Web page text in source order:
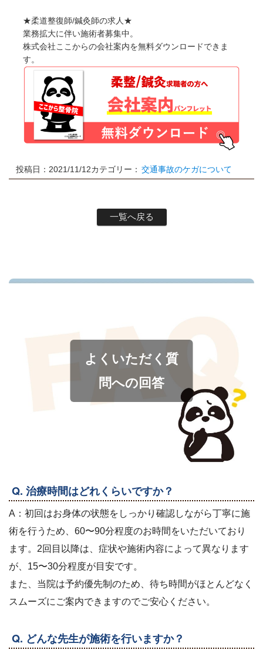
★柔道整復師/鍼灸師の求人★
業務拡大に伴い施術者募集中。
株式会社ここからの会社案内を無料ダウンロードできま
す。
投稿日：2021/11/12カテゴリー： 交通事故のケガについて
一覧へ戻る
よくいただく質
問への回答
Q. 治療時間はどれくらいですか？
A：初回はお身体の状態をしっかり確認しながら丁寧に施
術を行うため、60〜90分程度のお時間をいただいており
ます。2回目以降は、症状や施術内容によって異なります
が、15〜30分程度が目安です。
また、当院は予約優先制のため、待ち時間がほとんどなく
スムーズにご案内できますのでご安心ください。
Q. どんな先生が施術を行いますか？